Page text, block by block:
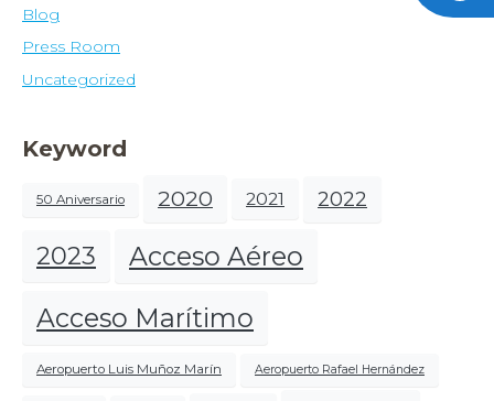
Blog
Press Room
Uncategorized
Keyword
50 Aniversario 2020 2021 2022
2023
Acceso Aéreo
Acceso Marítimo
Aeropuerto Luis Muñoz Marín Aeropuerto Rafael Hernández